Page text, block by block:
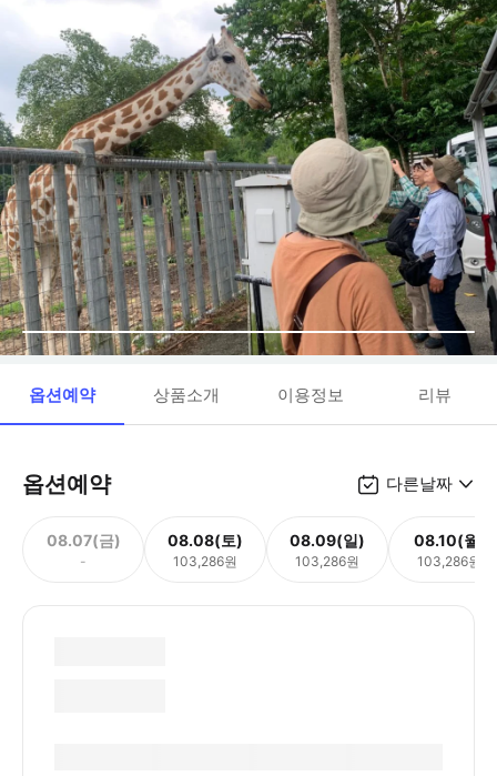
옵션예약 상품소개 이용정보 리뷰
옵션예약 다른날짜
08.07(금)
-
08.08(토)
103,286원
08.09(일)
103,286원
08.10(월)
103,286원